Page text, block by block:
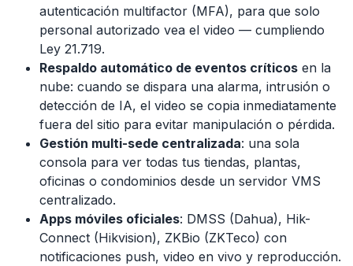
autenticación multifactor (MFA), para que solo
personal autorizado vea el video — cumpliendo
Ley 21.719.
Respaldo automático de eventos críticos en la
nube: cuando se dispara una alarma, intrusión o
detección de IA, el video se copia inmediatamente
fuera del sitio para evitar manipulación o pérdida.
Gestión multi-sede centralizada: una sola
consola para ver todas tus tiendas, plantas,
oficinas o condominios desde un servidor VMS
centralizado.
Apps móviles oficiales: DMSS (Dahua), Hik-
Connect (Hikvision), ZKBio (ZKTeco) con
notificaciones push, video en vivo y reproducción.